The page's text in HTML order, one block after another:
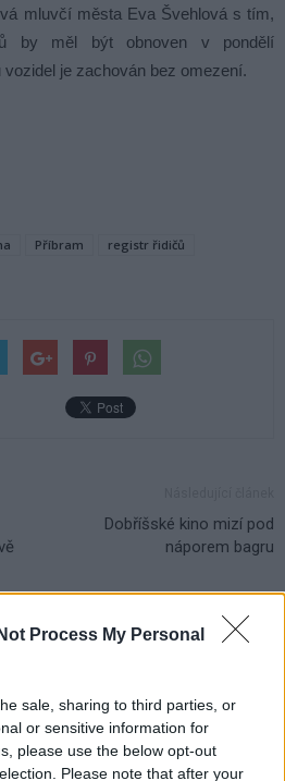
Process My Personal
sale, sharing to third parties, or
or sensitive information for
please use the below opt-out
Please note that after your
mluvčí města Eva Švehlová s tím,
by měl být obnoven v pondělí
je zachován bez omezení.
Příbram
registr řidičů
Dobříšské kino mizí pod
náporem bagru
na Příbramsku nabízí
Horší voda je jen na